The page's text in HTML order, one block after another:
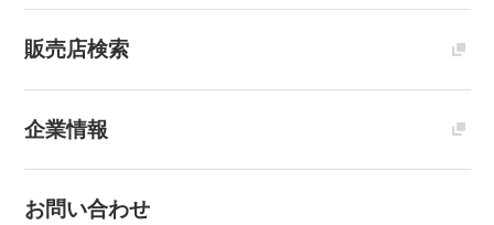
販売店検索
企業情報
お問い合わせ